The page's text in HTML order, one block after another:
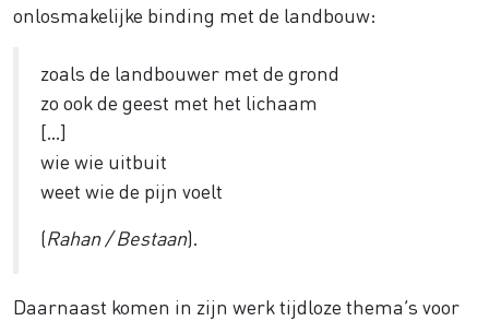
onlosmakelijke binding met de landbouw:
zoals de landbouwer met de grond
zo ook de geest met het lichaam
[...]
wie wie uitbuit
weet wie de pijn voelt
(Rahan / Bestaan).
Daarnaast komen in zijn werk tijdloze thema’s voor